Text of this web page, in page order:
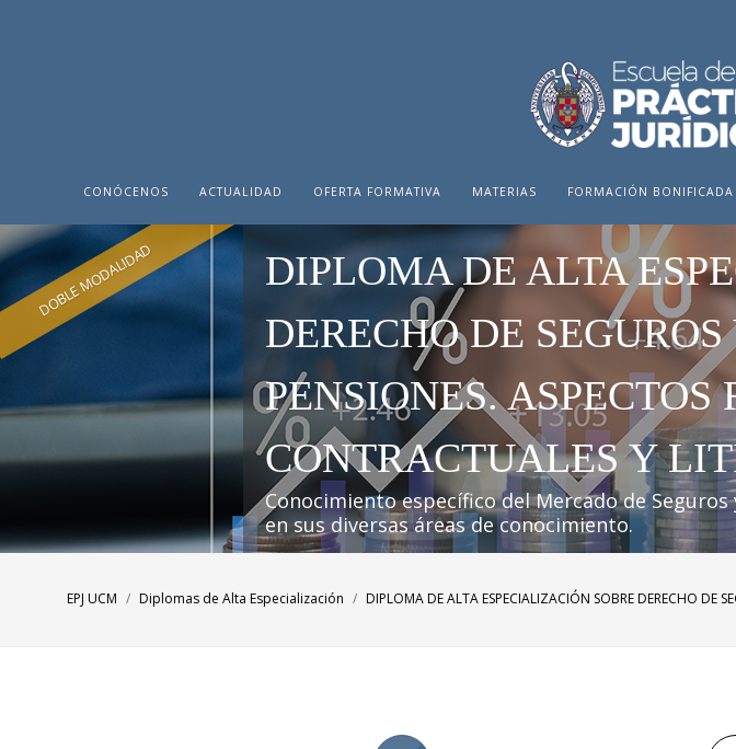
CONÓCENOS ACTUALIDAD OFERTA FORMATIVA MATERIAS FORMACIÓN BONIFICADA
DOBLE MODALIDAD
DIPLOMA DE ALTA
DERECHO DE
PENSIONES. ASPECTOS
CONTRACTUALES Y
Conocimiento específico del Mercado de
en sus diversas áreas de conocimiento.
EPJ UCM Diplomas de Alta Especialización DIPLOMA DE ALTA ESPECIALIZACIÓN SOBRE DERECHO DE